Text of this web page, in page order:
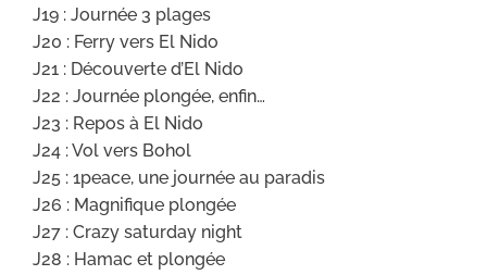
J19 : Journée 3 plages
J20 : Ferry vers El Nido
J21 : Découverte d’El Nido
J22 : Journée plongée, enfin…
J23 : Repos à El Nido
J24 : Vol vers Bohol
J25 : 1peace, une journée au paradis
J26 : Magnifique plongée
J27 : Crazy saturday night
J28 : Hamac et plongée